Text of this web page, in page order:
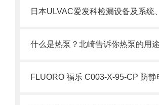
什么是热泵？北崎告诉你热泵的用途